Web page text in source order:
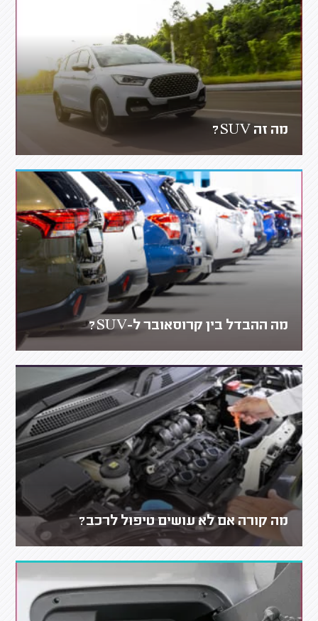
מה זה SUV?
מה ההבדל בין קרוסאובר ל-SUV?
מה קורה אם לא עושים טיפול לרכב?